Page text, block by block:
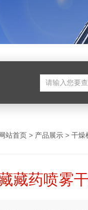
网站首页 > 产品展示 > 干燥
藏药喷雾